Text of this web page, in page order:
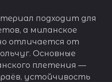
подходит для
а миланское
отличается от
Основные
плетения —
устойчивость